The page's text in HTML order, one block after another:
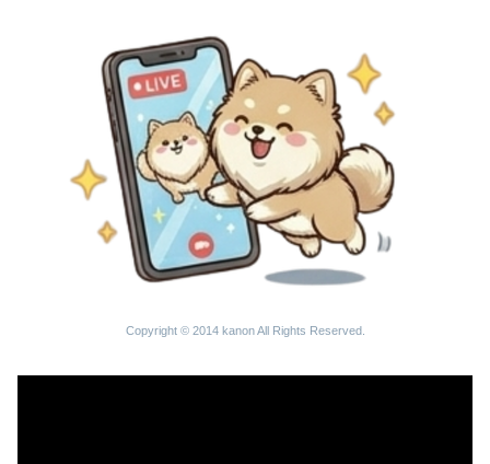
Copyright © 2014 kanon All Rights Reserved.